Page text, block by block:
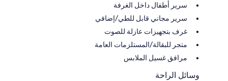
سرير أطفال داخل الغرفة
سرير مجاني قابل للطي/إضافي
غرف بتجهيزات عازلة للصوت
متجر للبقالة/المستلزمات العامة
مرافق غسيل الملابس
وسائل الراحة